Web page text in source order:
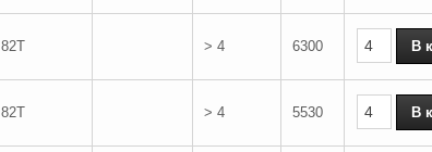
82T > 4 6300
82T > 4 5530